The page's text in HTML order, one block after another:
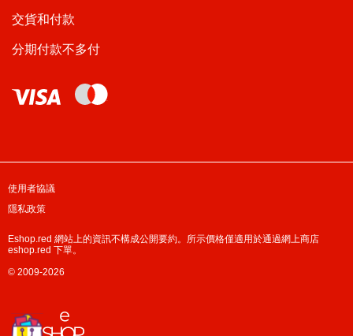
交貨和付款
分期付款不多付
使用者協議
隱私政策
Eshop.red 網站上的資訊不構成公開要約。所示價格僅適用於通過網上商店
eshop.red 下單。
© 2009-2026